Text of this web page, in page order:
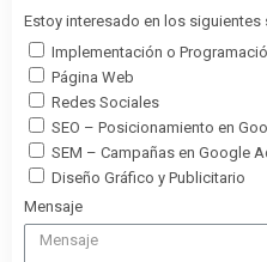
Estoy interesado en los siguientes
Implementación o
Página Web
Redes Sociales
SEO – Posicionamiento en
SEM – Campañas en Google
Diseño Gráfico y Publicitario
Mensaje